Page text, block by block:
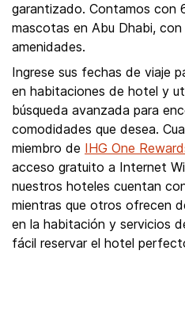
garantizado. Contamos con
mascotas en Abu Dhabi,
amenidades.
Ingrese sus fechas de viaje
en habitaciones de hotel y
búsqueda avanzada para
comodidades que desea.
miembro de IHG One
acceso gratuito a Internet
nuestros hoteles cuentan
mientras que otros ofrecen
en la habitación y servicios
fácil reservar el hotel